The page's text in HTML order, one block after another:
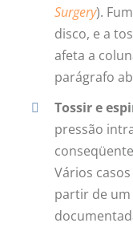
Surgery).
disco, e a
afeta a
parágrafo
Tossir e
pressão
Vários
partir de um